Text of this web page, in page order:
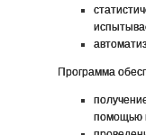
Программа
помощью